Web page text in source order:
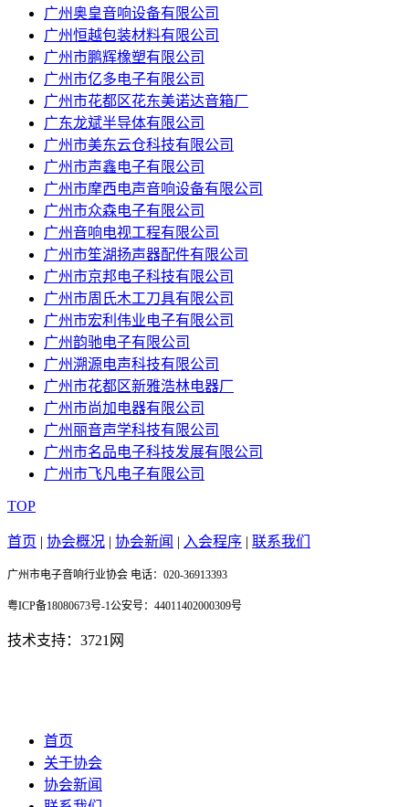
广州奥皇音响设备有限公司
广州恒越包装材料有限公司
广州市鹏辉橡塑有限公司
广州市亿多电子有限公司
广州市花都区花东美诺达音箱厂
广东龙斌半导体有限公司
广州市美东云仓科技有限公司
广州市声鑫电子有限公司
广州市摩西电声音响设备有限公司
广州市众森电子有限公司
广州音响电视工程有限公司
广州市笙湖扬声器配件有限公司
广州市京邦电子科技有限公司
广州市周氏木工刀具有限公司
广州市宏利伟业电子有限公司
广州韵驰电子有限公司
广州溯源电声科技有限公司
广州市花都区新雅浩林电器厂
广州市尚加电器有限公司
广州丽音声学科技有限公司
广州市名品电子科技发展有限公司
广州市飞凡电子有限公司
TOP
首页 | 协会概况 | 协会新闻 | 入会程序 | 联系我们
广州市电子音响行业协会 电话：020-36913393
粤ICP备18080673号-1公安号：44011402000309号
技术支持：3721网
首页
关于协会
协会新闻